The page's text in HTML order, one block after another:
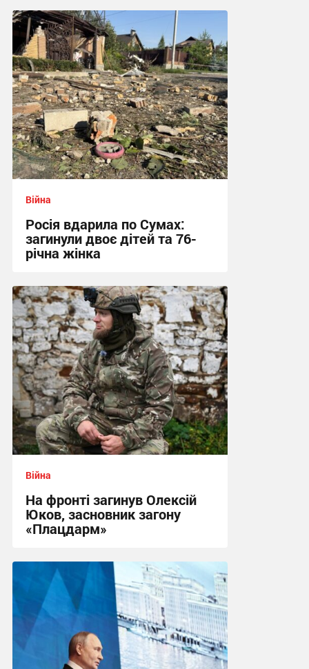
Війна
Росія вдарила по Сумах:
загинули двоє дітей та 76-
річна жінка
21:12 вчора
Війна
На фронті загинув Олексій
Юков, засновник загону
«Плацдарм»
20:16 вчора